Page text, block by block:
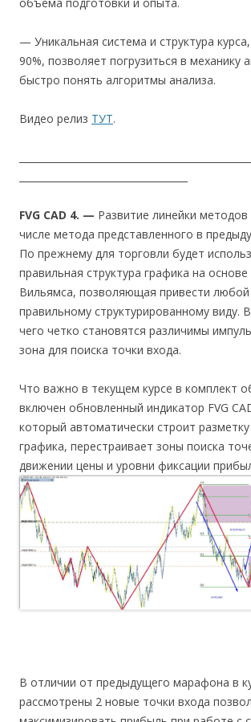
— Уникальная система и структура
90%, позволяет погрузиться в механику
быстро понять алгоритмы анализа.
Видео релиз ТУТ.
FVG CAD 4. — Развитие линейки методов
числе метода представленного в
По прежнему для торговли будет
правильная структура графика на
Вильямса, позволяющая привести любой
правильному структурированному виду.
чего четко становятся различимы
зона для поиска точки входа.
Что важно в текущем курсе в комплект
включен обновленный индикатор FVG
который автоматически строит разметку
графика, перестраивает зоны поиска
движении цены и уровни фиксации
В отличии от предыдущего марафона в
рассмотрены 2 новые точки входа